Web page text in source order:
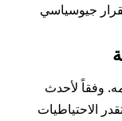
جيوسياسي
وفقاً لأحدث
الاحتياطيات